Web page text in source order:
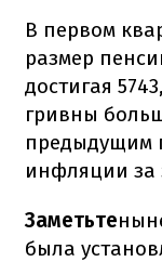
В первом
размер
достигая
гривны
предыдущим
инфляции за
Заметьте
была